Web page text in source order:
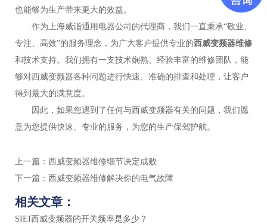
也能够为生产带来更大的效益。
作为上海威诣通用电器公司的代理商，我们一直秉承“敬业、
专注、高效”的服务理念，为广大客户提供专业的西威变频器维修
和技术支持。我们拥有一支技术娴熟、经验丰富的维修团队，能
够对西威变频器各种问题进行快速、准确的排查和处理，让客户
得到最大的满意度。
因此，如果您遇到了任何与西威变频器有关的问题，我们愿
意为您提供快速、专业的服务，为您的生产保驾护航。
上一篇： 西威变频器维修细节决定成败
下一篇： 西威变频器维修解决你的电气故障
相关文章：
SIEI西威变频器的开关频率是多少？